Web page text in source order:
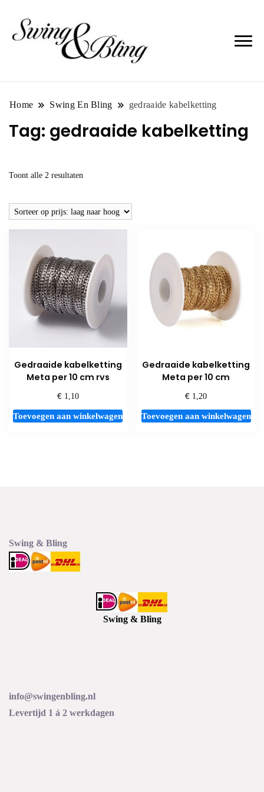
Home Swing En Bling gedraaide kabelketting
Tag: gedraaide kabelketting
Toont alle 2 resultaten
prijs:
laag
Gedraaide kabelketting
Meta per 10 cm rvs
€1,10
Toevoegen aan winkelwagen
Gedraaide kabelketting
Meta per 10 cm
€ 1,20
Toevoegen aan winkelwagen
Swing & Bling
Swing & Bling
info@swingenbling.nl
Levertijd 1 á 2 werkdagen